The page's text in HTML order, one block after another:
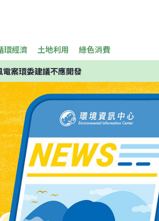
環經濟 土地利用 綠色消費
案環委建議不應開發